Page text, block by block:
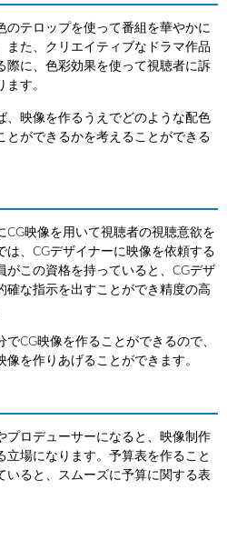
のテロップを使って番組を華やかに
また、クリエイティブなドラマ作品
際に、色彩効果を使って視聴者に訴
す。
、映像を作るうえでどのような配色
とができるかを考えることができる
映像を用いて視聴者の視聴意欲を
、CGデザイナーに映像を依頼する
がこの資格を持っていると、CGデザ
確な指示を出すことができ精度の高
CG映像を作ることができるので、
を作りあげることができます。
プロデューサーになると、映像制作
立場になります。予算表を作ること
いると、スムーズに予算に関する表